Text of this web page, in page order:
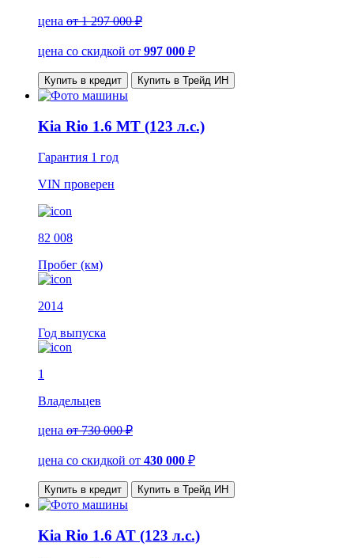
цена от 1 297 000 ₽
цена со скидкой от 997 000 ₽
Купить в кредит Купить в Трейд ИН
Kia Rio 1.6 MT (123 л.с.)
Гарантия 1 год
VIN проверен
82 008
Пробег (км)
2014
Год выпуска
1
Владельцев
цена от 730 000 ₽
цена со скидкой от 430 000 ₽
Купить в кредит Купить в Трейд ИН
Kia Rio 1.6 AT (123 л.с.)